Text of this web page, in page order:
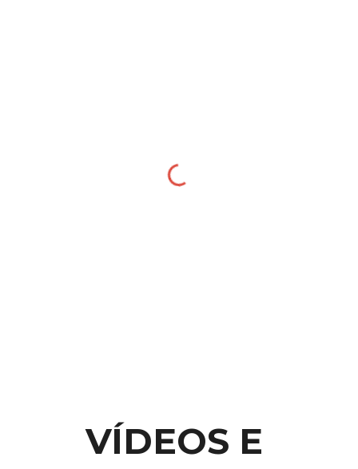
VÍDEOS E